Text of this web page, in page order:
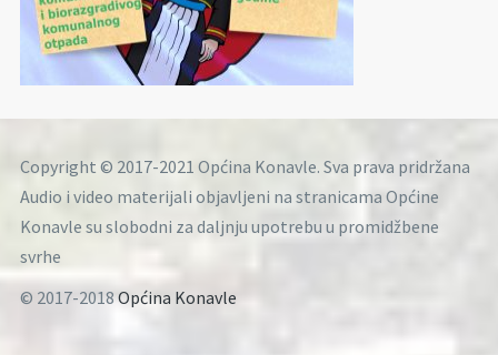
Copyright © 2017-2021 Općina Konavle. Sva prava pridržana
Audio i video materijali objavljeni na stranicama Općine
Konavle su slobodni za daljnju upotrebu u promidžbene
svrhe
© 2017-2018Općina Konavle